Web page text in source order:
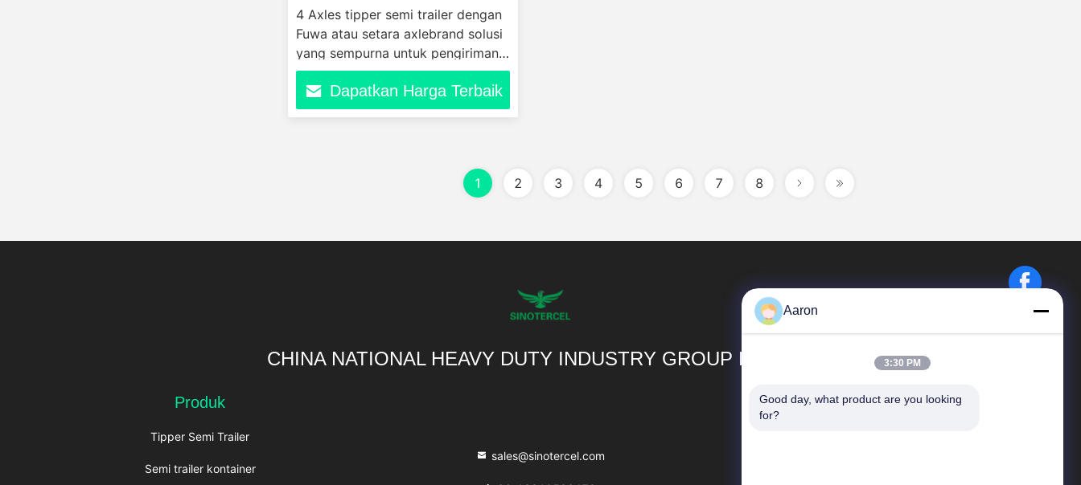
4 Axles tipper semi trailer dengan
Fuwa atau setara axlebrand solusi
yang sempurna untuk pengiriman
bahan situs konstruksi
Dapatkan Harga Terbaik
1 2 3 4 5 6 7 8
CHINA NATIONAL HEAVY DUTY INDUSTRY GROUP LIMITED
Produk
Tipper Semi Trailer
Semi trailer kontainer
sales@sinotercel.com
Tautan Cepat
Aaron
3:30 PM
Good day, what product are you looking
for?